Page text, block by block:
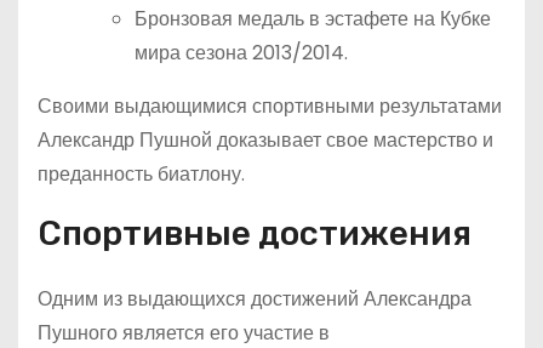
Бронзовая медаль в эстафете на Кубке
мира сезона 2013/2014.
Своими выдающимися спортивными результатами
Александр Пушной доказывает свое мастерство и
преданность биатлону.
Спортивные достижения
Одним из выдающихся достижений Александра
Пушного является его участие в